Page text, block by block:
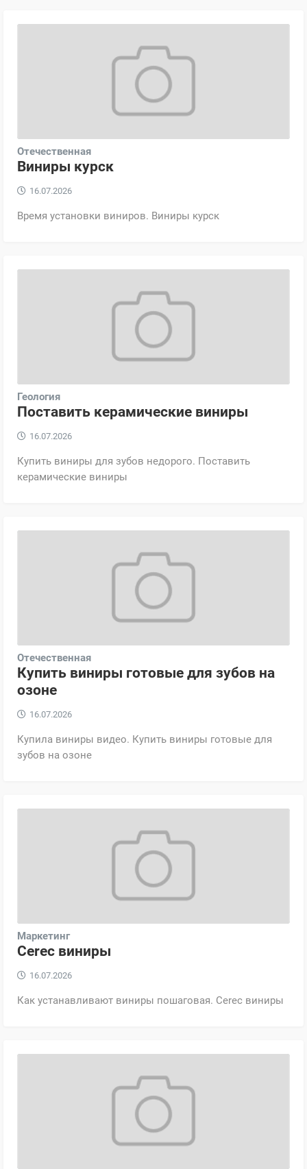
Отечественная
Виниры курск
16.07.2026
Время установки виниров. Виниры курск
Геология
Поставить керамические виниры
16.07.2026
Купить виниры для зубов недорого. Поставить
керамические виниры
Отечественная
Купить виниры готовые для зубов на
озоне
16.07.2026
Купила виниры видео. Купить виниры готовые для
зубов на озоне
Маркетинг
Cerec виниры
16.07.2026
Как устанавливают виниры пошаговая. Cerec виниры